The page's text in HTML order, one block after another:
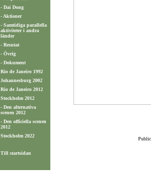
- Dai Dong
- Aktioner
- Samtidiga parallella
aktiviteter i andra
länder
- Resutat
- Övrig
- Dokument
Rio de Janeiro 1992
Johannesburg 2002
Rio de Janeiro 2012
Stockholm 2012
- Den alternativa
scenen 2012
- Den officiella scenen
2012
Stockholm 2022
Till startsidan